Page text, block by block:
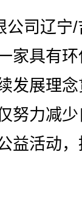
司辽宁/
家具有
发展理
努力减
益活动